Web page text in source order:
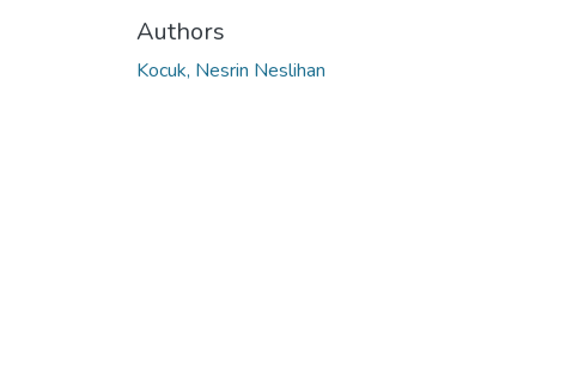
Authors
Kocuk, Nesrin Neslihan